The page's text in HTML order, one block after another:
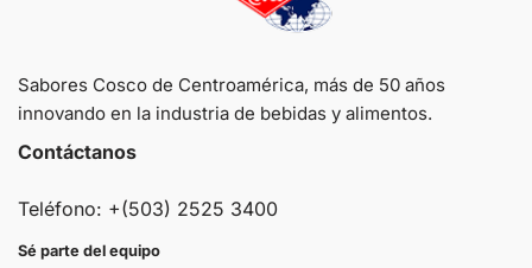
Sabores Cosco de Centroamérica, más de 50 años
innovando en la industria de bebidas y alimentos.
Contáctanos
Teléfono: +(503) 2525 3400
Sé parte del equipo